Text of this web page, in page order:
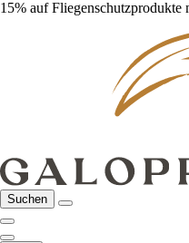
15% auf Fliegenschutzprodukte
Suchen